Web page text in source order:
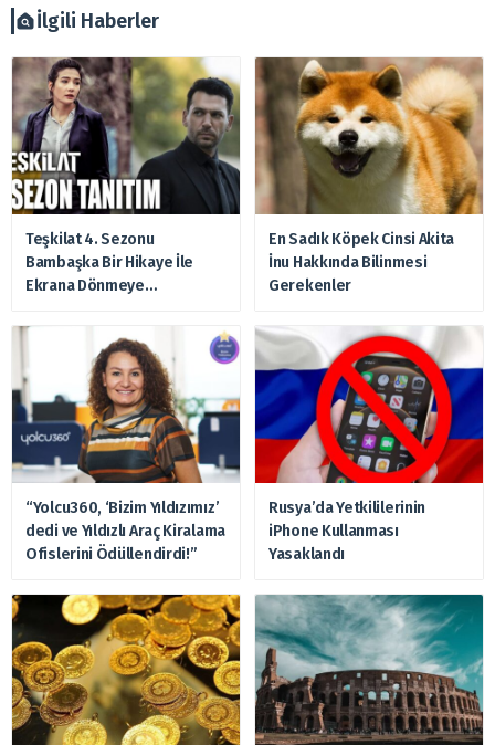
zararlardan, arztakvimi.com.tr sorumlu tutulamaz.
İlgili Haberler
Teşkilat 4. Sezonu
Bambaşka Bir Hikaye İle
Ekrana Dönmeye
En Sadık Köpek Cinsi Akita
İnu Hakkında Bilinmesi
Gerekenler
“Yolcu360, ‘Bizim Yıldızımız’
dedi ve Yıldızlı Araç Kiralama
Ofislerini Ödüllendirdi!”
Rusya’da Yetkililerinin
iPhone Kullanması
Yasaklandı